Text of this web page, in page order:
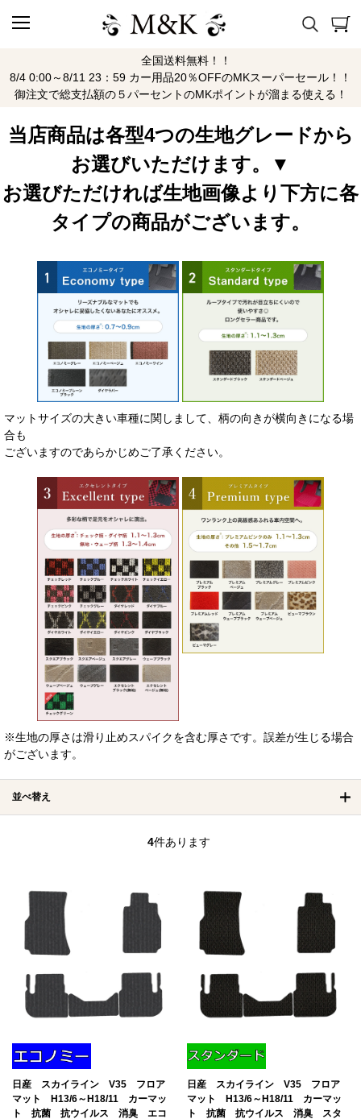
全国送料無料！！
8/4 0:00～8/11 23：59 カー用品20％OFFのMKスーパーセール！！
御注文で総支払額の５パーセントのMKポイントが溜まる使える！
V35 H13/6～H18/11
当店商品は各型4つの生地グレードから
お選びいただけます。▼
お選びただければ生地画像より下方に各
タイプの商品がございます。
マットサイズの大きい車種に関しまして、柄の向きが横向きになる場
合も
ございますのであらかじめご了承ください。
※生地の厚さは滑り止めスパイクを含む厚さです。誤差が生じる場合
がございます。
並べ替え
4件あります
日産 スカイライン V35 フロア
マット H13/6～H18/11 カーマッ
ト 抗菌 抗ウイルス 消臭 エコ
日産 スカイライン V35 フロア
マット H13/6～H18/11 カーマッ
ト 抗菌 抗ウイルス 消臭 スタ